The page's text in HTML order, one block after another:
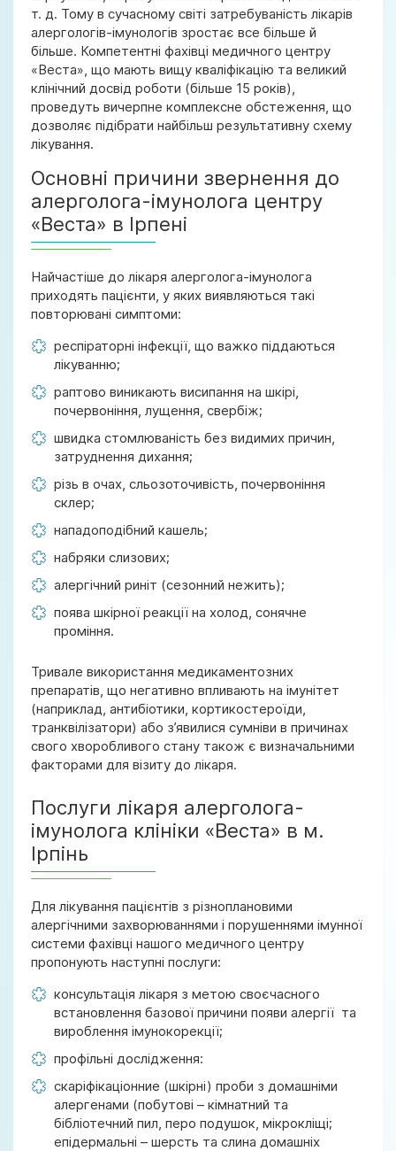
т. д. Тому в сучасному світі затребуваність лікарів
алергологів-імунологів зростає все більше й
більше. Компетентні фахівці медичного центру
«Веста», що мають вищу кваліфікацію та великий
клінічний досвід роботи (більше 15 років),
проведуть вичерпне комплексне обстеження, що
дозволяє підібрати найбільш результативну схему
лікування.
Основні причини звернення до
алерголога-імунолога центру
«Веста» в Ірпені
Найчастіше до лікаря алерголога-імунолога
приходять пацієнти, у яких виявляються такі
повторювані симптоми:
респіраторні інфекції, що важко піддаються
лікуванню;
раптово виникають висипання на шкірі,
почервоніння, лущення, свербіж;
швидка стомлюваність без видимих причин,
затруднення дихання;
різь в очах, сльозоточивість, почервоніння
склер;
нападоподібний кашель;
набряки слизових;
алергічний риніт (сезонний нежить);
поява шкірної реакції на холод, сонячне
проміння.
Тривале використання медикаментозних
препаратів, що негативно впливають на імунітет
(наприклад, антибіотики, кортикостероїди,
транквілізатори) або з’явилися сумніви в причинах
свого хворобливого стану також є визначальними
факторами для візиту до лікаря.
Послуги лікаря алерголога-
імунолога клініки «Веста» в м.
Ірпінь
Для лікування пацієнтів з різноплановими
алергічними захворюваннями і порушеннями імунної
системи фахівці нашого медичного центру
пропонують наступні послуги:
консультація лікаря з метою своєчасного
встановлення базової причини появи алергії та
вироблення імунокорекції;
профільні дослідження:
скаріфікаціонние (шкірні) проби з домашніми
алергенами (побутові – кімнатний та
бібліотечний пил, перо подушок, мікрокліщі;
епідермальні – шерсть та слина домашніх